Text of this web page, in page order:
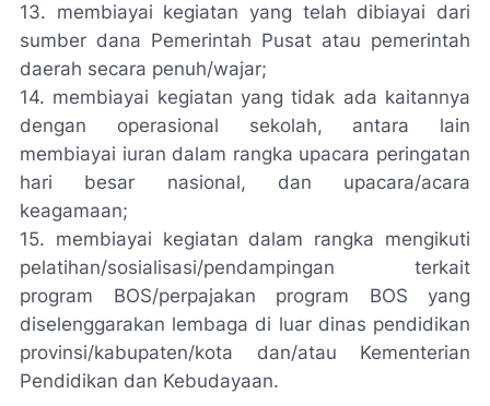
13. membiayai kegiatan yang telah dibiayai dari
sumber dana Pemerintah Pusat atau pemerintah
daerah secara penuh/wajar;
14. membiayai kegiatan yang tidak ada kaitannya
dengan operasional sekolah, antara lain
membiayai iuran dalam rangka upacara peringatan
hari besar nasional, dan upacara/acara
keagamaan;
15. membiayai kegiatan dalam rangka mengikuti
pelatihan/sosialisasi/pendampingan terkait
program BOS/perpajakan program BOS yang
diselenggarakan lembaga di luar dinas pendidikan
provinsi/kabupaten/kota dan/atau Kementerian
Pendidikan dan Kebudayaan.